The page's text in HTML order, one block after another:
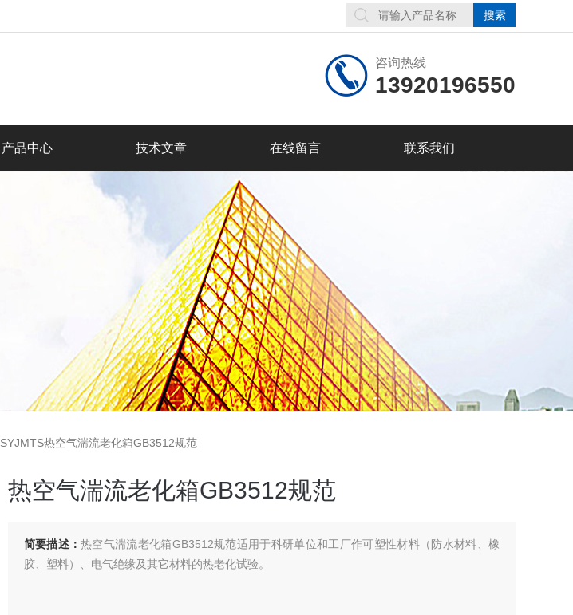
咨询热线
13920196550
产品中心 技术文章 在线留言 联系我们
SYJMTS热空气湍流老化箱GB3512规范
热空气湍流老化箱GB3512规范
简要描述： 热空气湍流老化箱GB3512规范适用于科研单位和工厂作可塑性材料（防水材料、橡
胶、塑料）、电气绝缘及其它材料的热老化试验。